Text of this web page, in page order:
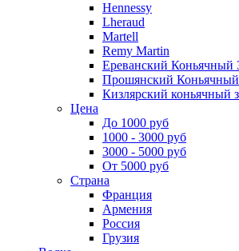
Hennessy
Lheraud
Martell
Remy Martin
Ереванский Коньячный
Прошянский Коньячный
Кизлярский коньячный
Цена
До 1000 руб
1000 - 3000 руб
3000 - 5000 руб
От 5000 руб
Страна
Франция
Армения
Россия
Грузия